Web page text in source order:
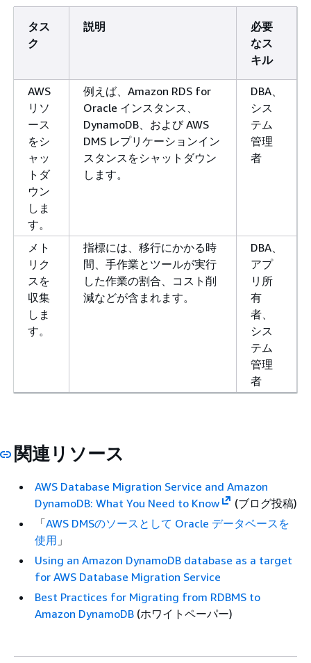
タス
ク
説明
必要
なス
キル
AWS
リソ
ース
をシ
ャッ
トダ
ウン
しま
す。
例えば、Amazon RDS for
Oracle インスタンス、
DynamoDB、および AWS
DMS レプリケーションイン
スタンスをシャットダウン
します。
DBA、
シス
テム
管理
者
メト
リク
スを
収集
しま
す。
指標には、移行にかかる時
間、手作業とツールが実行
した作業の割合、コスト削
減などが含まれます。
DBA、
アプ
リ所
有
者、
シス
テム
管理
者
関連リソース
AWS Database Migration Service and Amazon
DynamoDB: What You Need to Know
(ブログ投稿)
「AWS DMSのソースとして Oracle データベースを
使用 」
Using an Amazon DynamoDB database as a target
for AWS Database Migration Service
Best Practices for Migrating from RDBMS to
Amazon DynamoDB (ホワイトペーパー)